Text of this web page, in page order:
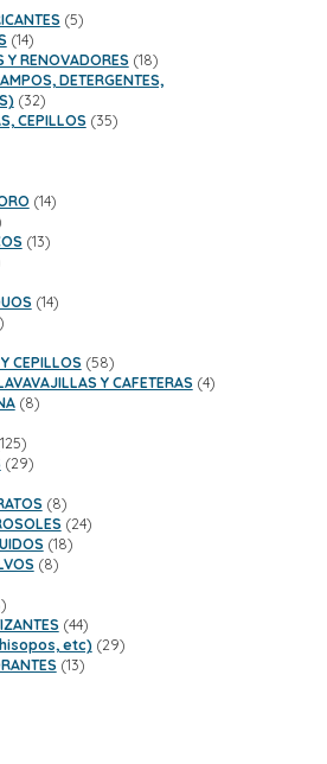
55
1414
productos
Y RENOVADORES 1818
productos
DETERGENTES,
3232
productos
CEPILLOS 3535
1414
1313
1414
CEPILLOS 5858
productos
Y CAFETERAS 44
88
125125
productos
2929
88
productos
2424
1818
88
88
productos 4444
productos
etc) 2929
1313